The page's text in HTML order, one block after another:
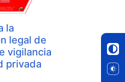
la
legal de
vigilancia
privada